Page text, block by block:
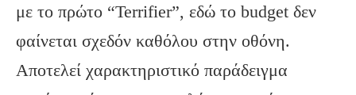
με το πρώτο “Terrifier”, εδώ το budget δεν
φαίνεται σχεδόν καθόλου στην οθόνη.
Αποτελεί χαρακτηριστικό παράδειγμα